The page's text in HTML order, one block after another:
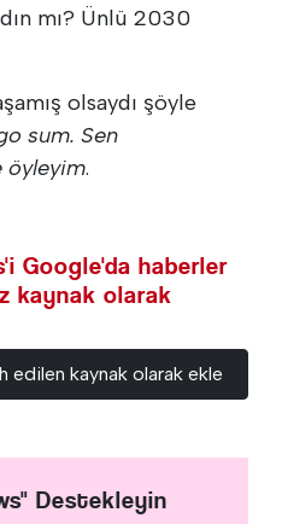
mı? Ünlü 2030
olsaydı şöyle
sum. Sen
öyleyim.
Google'da haberler
kaynak olarak
kaynak olarak ekle
Destekleyin